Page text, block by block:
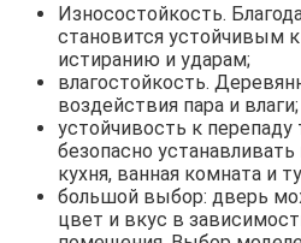
Износостойкость.
становится устойчивым
истиранию и ударам;
влагостойкость.
воздействия пара и влаги;
устойчивость к
безопасно
кухня, ванная комната и
большой выбор: дверь
цвет и вкус в